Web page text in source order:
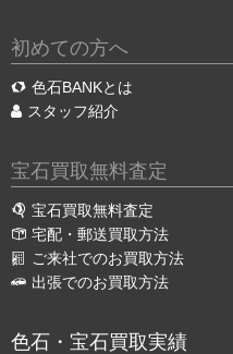
初めての方へ
色石BANKとは
スタッフ紹介
宝石買取無料査定
宝石買取無料査定
宅配・郵送買取方法
ご来社でのお買取方法
出張でのお買取方法
色石・宝石買取実績